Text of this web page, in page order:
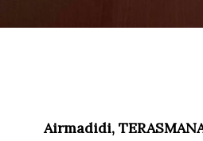
Airmadidi,